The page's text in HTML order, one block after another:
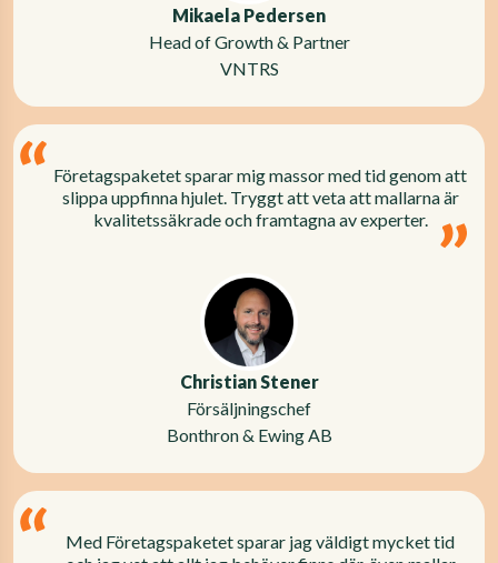
Mikaela Pedersen
Head of Growth & Partner
VNTRS
Företagspaketet sparar mig massor med tid genom att
slippa uppfinna hjulet. Tryggt att veta att mallarna är
kvalitetssäkrade och framtagna av experter.
Christian Stener
Försäljningschef
Bonthron & Ewing AB
Med Företagspaketet sparar jag väldigt mycket tid